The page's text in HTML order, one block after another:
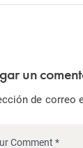
un
de correo